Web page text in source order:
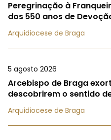
Peregrinação à
dos 550 anos de
Arquidiocese de Braga
5 agosto 2026
Arcebispo de Braga
descobrirem o sentido
Arquidiocese de Braga